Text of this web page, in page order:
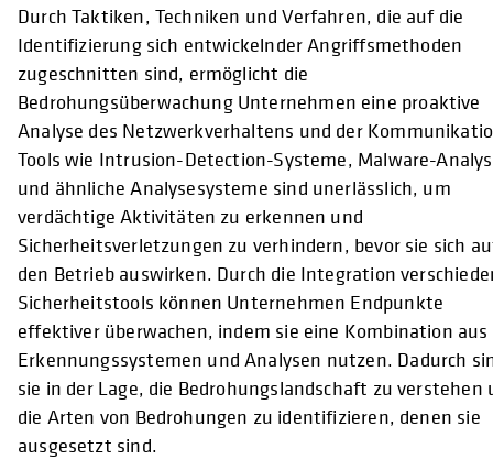
Durch Taktiken, Techniken und Verfahren, die auf die
Identifizierung sich entwickelnder Angriffsmethoden
zugeschnitten sind, ermöglicht die
Bedrohungsüberwachung Unternehmen eine proaktive
Analyse des Netzwerkverhaltens und der
Tools wie Intrusion-Detection-Systeme, Malware-
und ähnliche Analysesysteme sind unerlässlich, um
verdächtige Aktivitäten zu erkennen und
Sicherheitsverletzungen zu verhindern, bevor sie sich
den Betrieb auswirken. Durch die Integration
Sicherheitstools können Unternehmen Endpunkte
effektiver überwachen, indem sie eine Kombination aus
Erkennungssystemen und Analysen nutzen. Dadurch
sie in der Lage, die Bedrohungslandschaft zu verstehen
die Arten von Bedrohungen zu identifizieren, denen sie
ausgesetzt sind.